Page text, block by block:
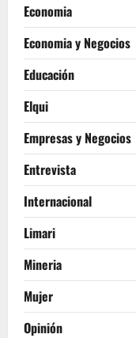
Economia
Economia y Negocios
Educación
Elqui
Empresas y Negocios
Entrevista
Internacional
Limari
Mineria
Mujer
Opinión